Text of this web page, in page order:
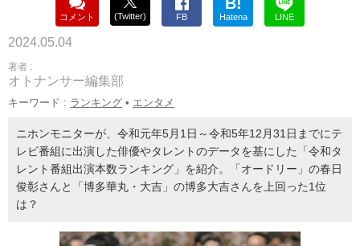
コメント (Twitter) FB Hatena LINE
2024.05.04
著者 :
オトナンサー編集部
キーワード : ランキング • エンタメ
ニホンモニターが、令和元年5月1日～令和5年12月31日までにテ
レビ番組に出演した俳優やタレントのデータを基にした「令和タ
レント番組出演本数ランキング」を紹介。「オードリー」の春日
俊彰さんと「博多華丸・大吉」の博多大吉さんを上回った1位
は？